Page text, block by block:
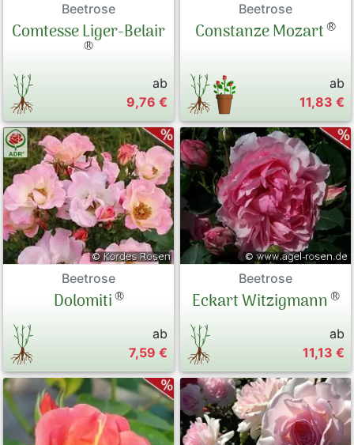
Beetrose
Comtesse Liger-Belair
®
ab
9,76 €
Beetrose
Constanze Mozart®
ab
11,83 €
Beetrose
Dolomiti®
ab
7,59 €
Beetrose
Eckart Witzigmann®
ab
11,13 €